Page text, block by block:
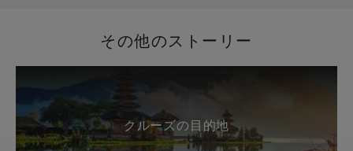
その他のストーリー
クルーズの目的地